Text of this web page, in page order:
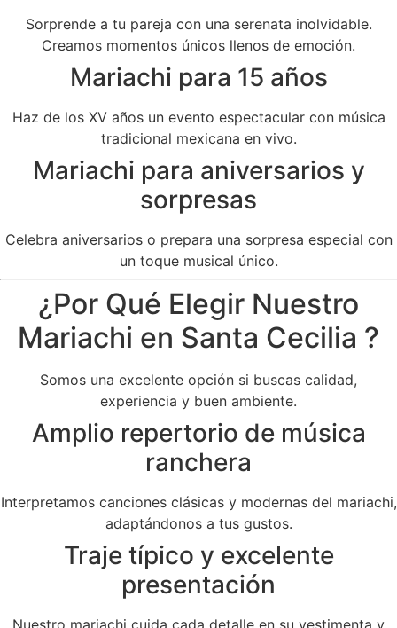
Sorprende a tu pareja con una serenata inolvidable.
Creamos momentos únicos llenos de emoción.
Mariachi para 15 años
Haz de los XV años un evento espectacular con música
tradicional mexicana en vivo.
Mariachi para aniversarios y
sorpresas
Celebra aniversarios o prepara una sorpresa especial con
un toque musical único.
¿Por Qué Elegir Nuestro
Mariachi en Santa Cecilia ?
Somos una excelente opción si buscas calidad,
experiencia y buen ambiente.
Amplio repertorio de música
ranchera
Interpretamos canciones clásicas y modernas del mariachi,
adaptándonos a tus gustos.
Traje típico y excelente
presentación
Nuestro mariachi cuida cada detalle en su vestimenta y